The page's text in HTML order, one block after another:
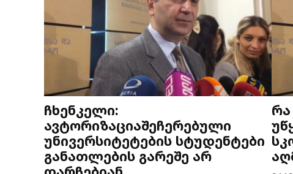
ჩხენკელი:
ავტორიზაციაშეჩერებული
უნივერსიტეტების სტუდენტები
განათლების გარეშე არ